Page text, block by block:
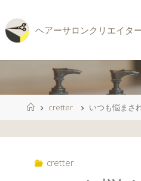
ン
テ
ス
ヘアーサロ ンク リ エイ タ
ホ
ー
cretter いつも悩まさ
cretter